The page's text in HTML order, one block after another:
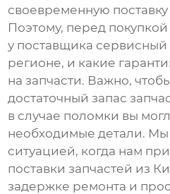
своевременную
Поэтому, перед покупкой
у поставщика
регионе, и какие
на запчасти. Важно,
достаточный запас
в случае поломки вы
необходимые детали. Мы
ситуацией, когда нам
поставки запчастей из
задержке ремонта и